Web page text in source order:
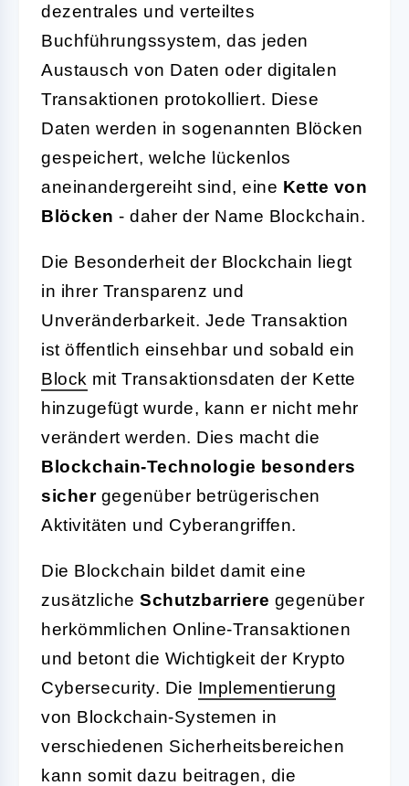
dezentrales und verteiltes
Buchführungssystem, das jeden
Austausch von Daten oder digitalen
Transaktionen protokolliert. Diese
Daten werden in sogenannten Blöcken
gespeichert, welche lückenlos
aneinandergereiht sind, eine Kette von
Blöcken - daher der Name Blockchain.
Die Besonderheit der Blockchain liegt
in ihrer Transparenz und
Unveränderbarkeit. Jede Transaktion
ist öffentlich einsehbar und sobald ein
Block mit Transaktionsdaten der Kette
hinzugefügt wurde, kann er nicht mehr
verändert werden. Dies macht die
Blockchain-Technologie besonders
sichergegenüber betrügerischen
Aktivitäten und Cyberangriffen.
Die Blockchain bildet damit eine
zusätzliche Schutzbarriere gegenüber
herkömmlichen Online-Transaktionen
und betont die Wichtigkeit der Krypto
Cybersecurity. Die Implementierung
von Blockchain-Systemen in
verschiedenen Sicherheitsbereichen
kann somit dazu beitragen, die